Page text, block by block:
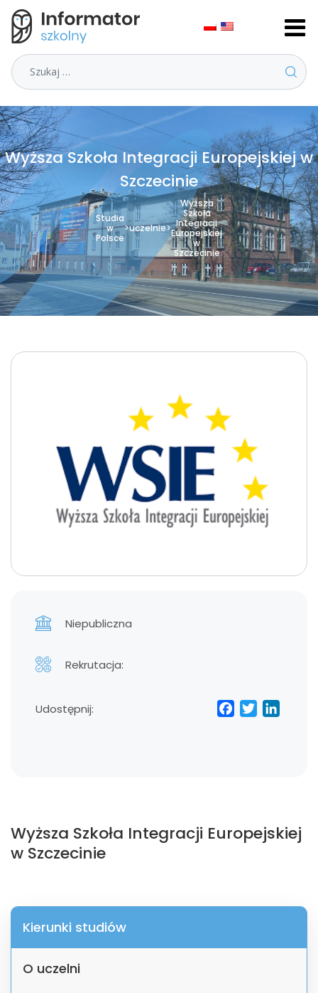
Szukaj
Wyższa Szkoła Integracji Europejskiej w
Szczecinie
Studia
w
Polsce
>uczelnie>
Wyższa
Szkoła
Integracji
Europejskiej
w
Szczecinie
Niepubliczna
Rekrutacja:
Udostępnij:
Wyższa Szkoła Integracji Europejskiej
w Szczecinie
Kierunki studiów
O uczelni